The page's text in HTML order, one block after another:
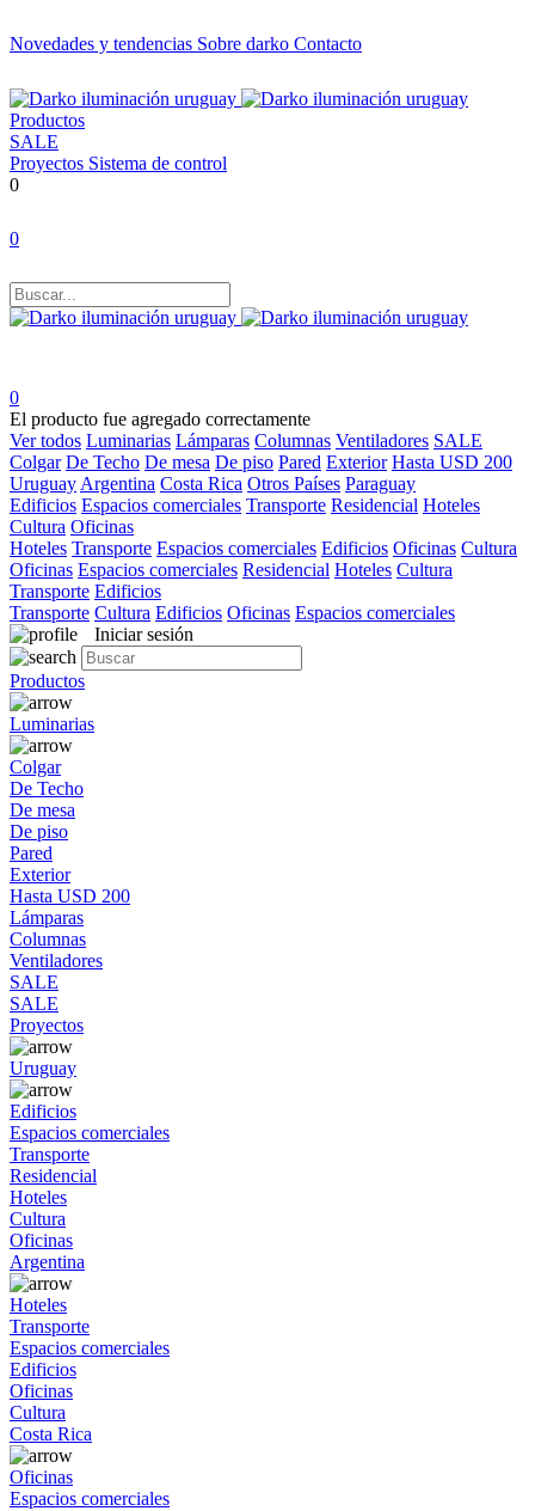
Novedades y tendencias Sobre darko Contacto
Productos
SALE
Proyectos Sistema de control
0
0
0
El producto fue agregado correctamente
Ver todos Luminarias Lámparas Columnas Ventiladores SALE
Colgar De Techo De mesa De piso Pared Exterior Hasta USD 200
Uruguay Argentina Costa Rica Otros Países Paraguay
Edificios Espacios comerciales Transporte Residencial Hoteles
Cultura Oficinas
Hoteles Transporte Espacios comerciales Edificios Oficinas Cultura
Oficinas Espacios comerciales Residencial Hoteles Cultura
Transporte Edificios
Transporte Cultura Edificios Oficinas Espacios comerciales
Iniciar sesión
Productos
Luminarias
Colgar
De Techo
De mesa
De piso
Pared
Exterior
Hasta USD 200
Lámparas
Columnas
Ventiladores
SALE
SALE
Proyectos
Uruguay
Edificios
Espacios comerciales
Transporte
Residencial
Hoteles
Cultura
Oficinas
Argentina
Hoteles
Transporte
Espacios comerciales
Edificios
Oficinas
Cultura
Costa Rica
Oficinas
Espacios comerciales